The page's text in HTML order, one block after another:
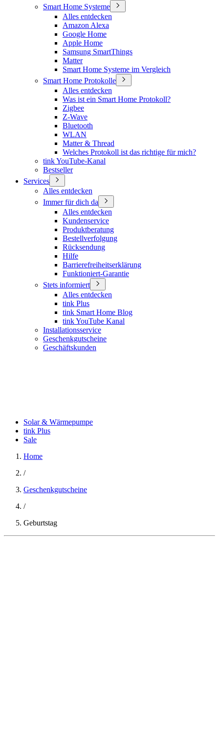
Smart Home Systeme
Alles entdecken
Amazon Alexa
Google Home
Apple Home
Samsung SmartThings
Matter
Smart Home Systeme im Vergleich
Smart Home Protokolle
Alles entdecken
Was ist ein Smart Home Protokoll?
Zigbee
Z-Wave
Bluetooth
WLAN
Matter & Thread
Welches Protokoll ist das richtige für mich?
tink YouTube-Kanal
Bestseller
Services
Alles entdecken
Immer für dich da
Alles entdecken
Kundenservice
Produktberatung
Bestellverfolgung
Rücksendung
Hilfe
Barrierefreiheitserklärung
Funktioniert-Garantie
Stets informiert
Alles entdecken
tink Plus
tink Smart Home Blog
tink YouTube Kanal
Installationsservice
Geschenkgutscheine
Geschäftskunden
Solar & Wärmepumpe
tink Plus
Sale
Home
/
Geschenkgutscheine
/
Geburtstag